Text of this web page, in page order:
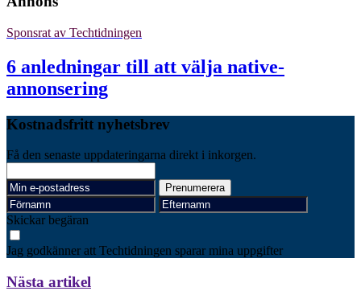
Sponsrat av Techtidningen
6 anledningar till att välja native-
annonsering
Kostnadsfritt nyhetsbrev
Få den senaste uppdateringarna direkt i inkorgen.
Skickar begäran
Jag godkänner att Techtidningen sparar mina uppgifter
Nästa artikel